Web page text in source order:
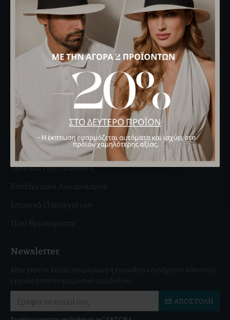
ΑΠΌ ΤΟ 1978, ΣΑΣ ΒΟΗΘΆΜΕ ΝΑ
ΑΝΑΚΑΛΎΨΕΤΕ ΤΟ ΚΑΠΈΛΟ ΠΟΥ
ΤΑΙΡΙΆΖΕΙ ΣΤΗΝ
ΠΡΟΣΩΠΙΚΌΤΗΤΑ ΚΑΙ
ΤΗΝ ΕΜΦΆΝΙΣΗ ΣΑΣ.
Χρήσιμοι Σύνδεσμοι
Σχετικά με εμάς
Delivery
Πολιτική Απορρήτου
Όροι και Προϋποθέσεις
Επεξεργασία Λογαριασμού
Ιστορικό Παραγγελιών
Που Βρισκόμαστε
Newsletter
Μην χάσετε καμία ενημέρωση ή προωθητική ενέργεια κάνοντας
εγγραφή στο ενημερωτικό μας δελτίο.
ΑΠΟΣΤΟΛΉ